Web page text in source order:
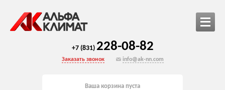
Ваша корзина пуста
+7 (831) 228-08-82
Заказать звонок info@ak-nn.com